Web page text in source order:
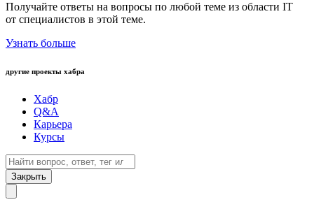
Получайте ответы на вопросы по любой теме из области IT
от специалистов в этой теме.
Узнать больше
другие проекты хабра
Хабр
Q&A
Карьера
Курсы
Закрыть